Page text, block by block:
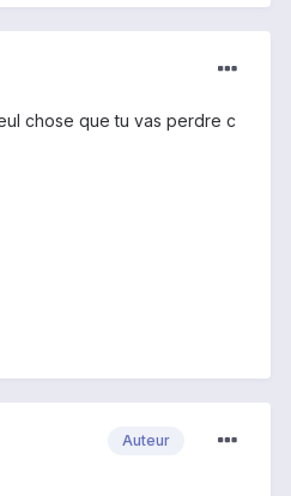
chose que tu vas perdre c
Auteur